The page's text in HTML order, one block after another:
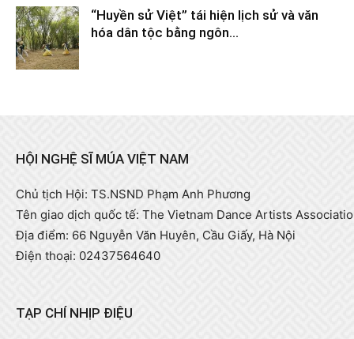
“Huyền sử Việt” tái hiện lịch sử và văn
hóa dân tộc bằng ngôn...
HỘI NGHỆ SĨ MÚA VIỆT NAM
Chủ tịch Hội: TS.NSND Phạm Anh Phương
Tên giao dịch quốc tế: The Vietnam Dance Artists
Địa điểm: 66 Nguyễn Văn Huyên, Cầu Giấy, Hà Nội
Điện thoại: 02437564640
TẠP CHÍ NHỊP ĐIỆU